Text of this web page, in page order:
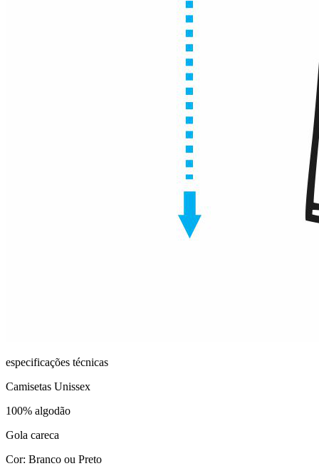
especificações técnicas
Camisetas Unissex
100% algodão
Gola careca
Cor: Branco ou Preto